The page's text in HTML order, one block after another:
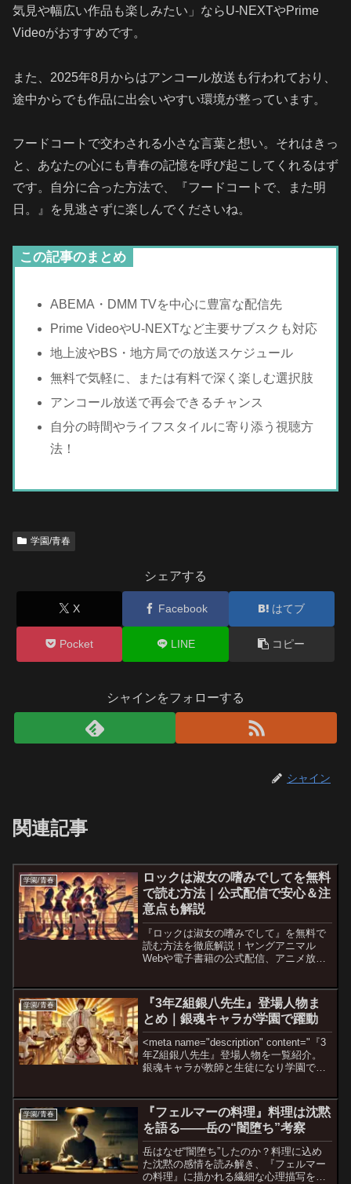
気見や幅広い作品も楽しみたい」ならU-NEXTやPrime
Videoがおすすめです。
また、2025年8月からはアンコール放送も行われており、
途中からでも作品に出会いやすい環境が整っています。
フードコートで交わされる小さな言葉と想い。それはきっ
と、あなたの心にも青春の記憶を呼び起こしてくれるはず
です。自分に合った方法で、『フードコートで、また明
日。』を見逃さずに楽しんでくださいね。
この記事のまとめ
ABEMA・DMM TVを中心に豊富な配信先
Prime VideoやU-NEXTなど主要サブスクも対応
地上波やBS・地方局での放送スケジュール
無料で気軽に、または有料で深く楽しむ選択肢
アンコール放送で再会できるチャンス
自分の時間やライフスタイルに寄り添う視聴方
法！
学園/青春
シェアする
X Facebook はてブ
Pocket LINE コピー
シャインをフォローする
シャイン
関連記事
学園/青春
ロックは淑女の嗜みでしてを無料
で読む方法｜公式配信で安心＆注
意点も解説
『ロックは淑女の嗜みでして』を無料で
読む方法を徹底解説！ヤングアニマル
Webや電子書籍の公式配信、アニメ放送
学園/青春
『3年Z組銀八先生』登場人物ま
とめ｜銀魂キャラが学園で躍動
<meta name="description" content="『3
年Z組銀八先生』登場人物を一覧紹介。
銀魂キャラが教師と生徒になり学園で躍
学園/青春
『フェルマーの料理』料理は沈黙
を語る——岳の“闇堕ち”考察
岳はなぜ“闇堕ち”したのか？料理に込め
た沈黙の感情を読み解き、『フェルマー
の料理』に描かれる繊細な心理描写を徹